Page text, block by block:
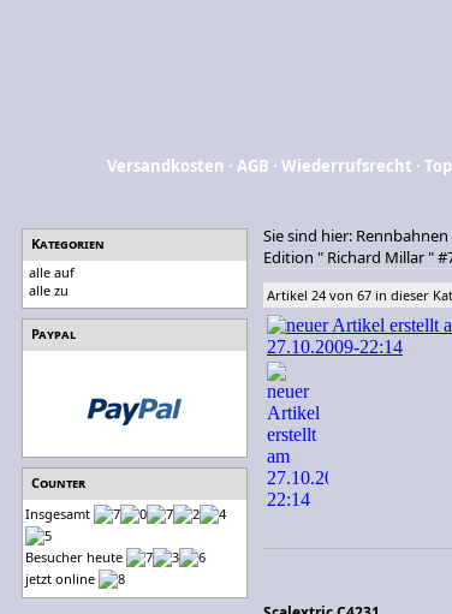
Versandkosten · AGB · Wiederrufsrecht ·
Kategorien
alle auf
alle zu
Paypal
Counter
Insgesamt
Besucher heute
jetzt online
Sie sind hier: Rennbahnen
Edition " Richard Millar "
Artikel 24 von 67 in dieser